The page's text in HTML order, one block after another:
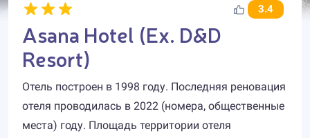
3.4
Asana Hotel (Ex. D&D
Resort)
Отель построен в 1998 году. Последняя реновация
отеля проводилась в 2022 (номера, общественные
места) году. Площадь территории отеля